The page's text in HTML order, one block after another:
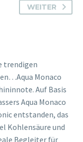
WEITER
trendigen
Monaco
Auf Basis
Aqua Monaco
entstanden, das
Kohlensäure und
Begleiter für